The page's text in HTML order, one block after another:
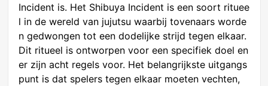
Incident is. Het Shibuya Incident is een soort rituee
l in de wereld van jujutsu waarbij tovenaars worde
n gedwongen tot een dodelijke strijd tegen elkaar.
Dit ritueel is ontworpen voor een specifiek doel en
er zijn acht regels voor. Het belangrijkste uitgangs
punt is dat spelers tegen elkaar moeten vechten,